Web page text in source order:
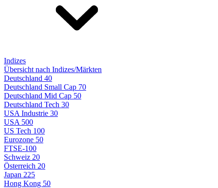
Indizes
Übersicht nach Indizes/Märkten
Deutschland 40
Deutschland Small Cap 70
Deutschland Mid Cap 50
Deutschland Tech 30
USA Industrie 30
USA 500
US Tech 100
Eurozone 50
FTSE-100
Schweiz 20
Österreich 20
Japan 225
Hong Kong 50